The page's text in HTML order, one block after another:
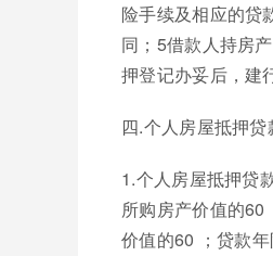
险手续及相应的贷
同；5借款人持房
押登记办妥后，建
四.个人房屋抵押
1.个人房屋抵押贷
所购房产价值的
价值的60 ；贷款